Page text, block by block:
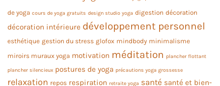
de yoga cours de yoga gratuits design studio yoga digestion décoration
décoration intérieure développement personnel
esthétique gestion du stress glofox mindbody minimalisme
miroirs muraux yoga motivation méditation plancher flottant
plancher silencieux postures de yoga précautions yoga grossesse
relaxation repos respiration retraite yoga santé santé et bien-